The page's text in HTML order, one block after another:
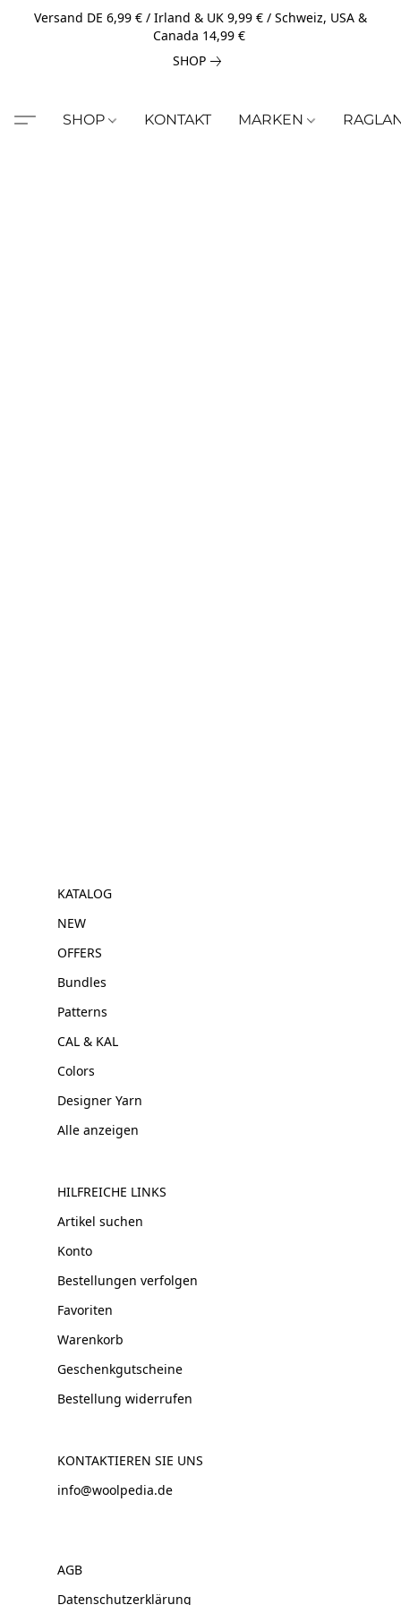
Versand DE 6,99 € / Irland & UK 9,99 € / Schweiz, USA &
Canada 14,99 €
SHOP
SHOP KONTAKT MARKEN
KATALOG
NEW
OFFERS
Bundles
Patterns
CAL & KAL
Colors
Designer Yarn
Alle anzeigen
HILFREICHE LINKS
Artikel suchen
Konto
Bestellungen verfolgen
Favoriten
Warenkorb
Geschenkgutscheine
Bestellung widerrufen
KONTAKTIEREN SIE UNS
info@woolpedia.de
AGB
Datenschutzerklärung